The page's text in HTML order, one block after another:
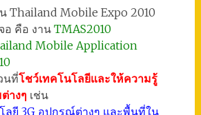
Thailand Mobile Expo 2010
อ คือ งานTMAS2010
Mobile Application
นที่โชว์เทคโนโลยีและให้ความรู้
างๆ เช่น
ลยี 3G อุปกรณ์ต่างๆ และพื้นที่ใน